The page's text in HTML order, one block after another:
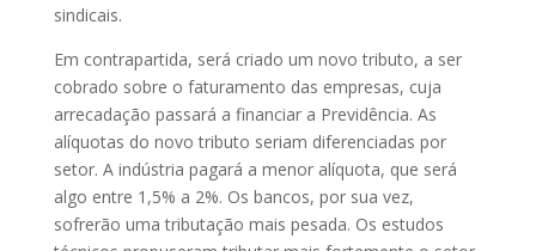
sindicais.
Em contrapartida, será criado um novo tributo, a ser
cobrado sobre o faturamento das empresas, cuja
arrecadação passará a financiar a Previdência. As
alíquotas do novo tributo seriam diferenciadas por
setor. A indústria pagará a menor alíquota, que será
algo entre 1,5% a 2%. Os bancos, por sua vez,
sofrerão uma tributação mais pesada. Os estudos